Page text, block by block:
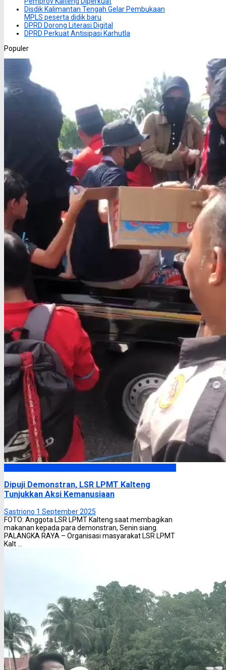
Disdik Kalimantan Tengah Gelar Pembukaan
MPLS peserta didik baru
DPRD Dorong Literasi Digital
DPRD Perkuat Antisipasi Karhutla
Populer
Dipuji Demonstran, LSR LPMT Kalteng
Tunjukkan Aksi Kemanusiaan
Sastriono 1 September 2025
FOTO: Anggota LSR LPMT Kalteng saat membagikan
makanan kepada para demonstran, Senin siang.
PALANGKA RAYA – Organisasi masyarakat LSR LPMT
Kalt ...